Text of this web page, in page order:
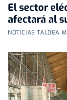
El sector
afectará al
NOTICIAS TALDEA